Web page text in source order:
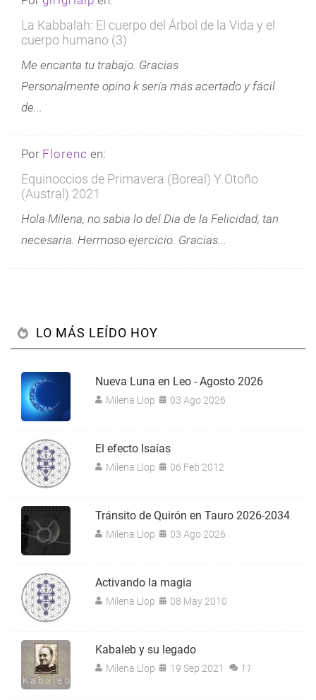
La Kabbalah: El cuerpo del Árbol de la Vida y el
cuerpo humano (3)
Me encanta tu trabajo. Gracias
Personalmente opino k sería más acertado y fácil
de...
Por Florenc en:
Equinoccios de Primavera (Boreal) Y Otoño
(Austral) 2021
Hola Milena, no sabia lo del Dia de la Felicidad, tan
necesaria. Hermoso ejercicio. Gracias...
LO MÁS LEÍDO HOY
Nueva Luna en Leo - Agosto 2026
Milena Llop 03 Ago 2026
El efecto Isaías
Milena Llop 06 Feb 2012
Tránsito de Quirón en Tauro 2026-2034
Milena Llop 03 Ago 2026
Activando la magia
Milena Llop 08 May 2010
Kabaleb y su legado
Milena Llop 19 Sep 2021 11